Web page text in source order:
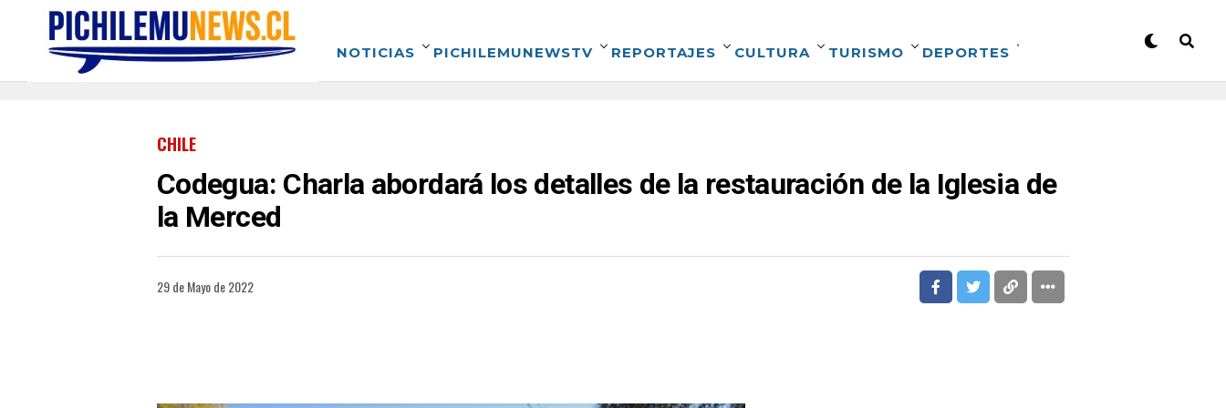
NOTICIAS PICHILEMUNEWSTV REPORTAJES CULTURA TURISMO DEPORTES
CHILE
Codegua: Charla abordará los detalles de la restauración de la Iglesia de
la Merced
29 de Mayo de 2022